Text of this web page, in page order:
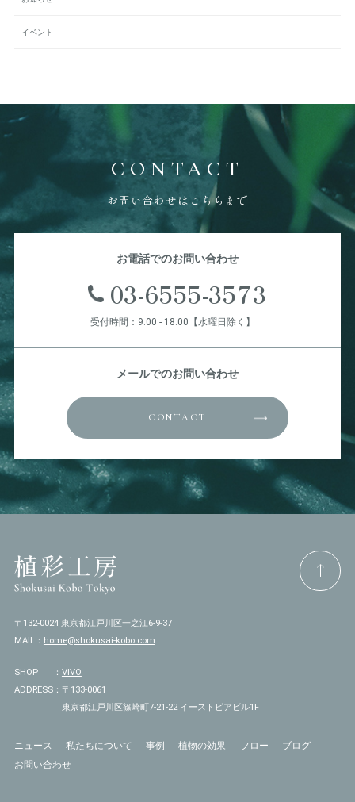
イベント
CONTACT
お問い合わせはこちらまで
お電話でのお問い合わせ
03-6555-3573
受付時間：9:00 - 18:00【水曜日除く】
メールでのお問い合わせ
CONTACT
〒132-0024 東京都江戸川区一之江6-9-37
MAIL： home@shokusai-kobo.com
SHOP ： VIVO
ADDRESS： 〒133-0061
東京都江戸川区篠崎町7-21-22 イーストピアビル1F
ニュース 私たちについて 事例 植物の効果 フロー
ブログ
お問い合わせ